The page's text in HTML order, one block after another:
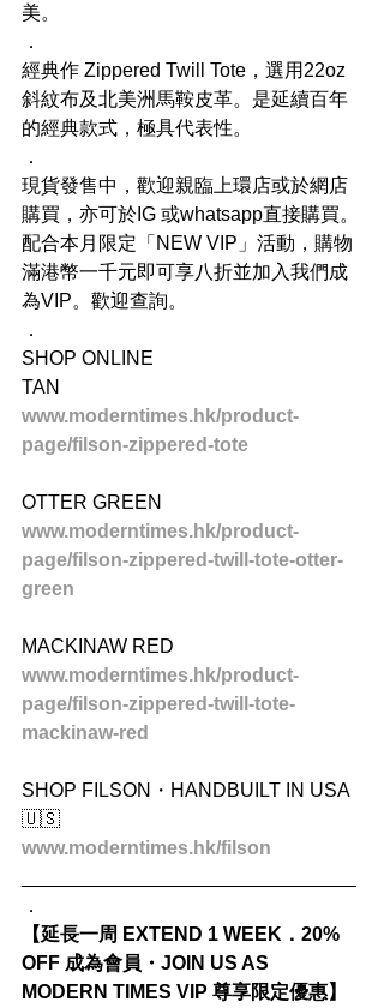
美。
．
經典作 Zippered Twill Tote，選用22oz
斜紋布及北美洲馬鞍皮革。是延續百年
的經典款式，極具代表性。
．
現貨發售中，歡迎親臨上環店或於網店
購買，亦可於IG 或whatsapp直接購買。
配合本月限定「NEW VIP」活動，購物
滿港幣一千元即可享八折並加入我們成
為VIP。歡迎查詢。
．
SHOP ONLINE
TAN
www.moderntimes.hk/product-
page/filson-zippered-tote
OTTER GREEN
www.moderntimes.hk/product-
page/filson-zippered-twill-tote-otter-
green
MACKINAW RED
www.moderntimes.hk/product-
page/filson-zippered-twill-tote-
mackinaw-red
SHOP FILSON・HANDBUILT IN USA
🇺🇸
www.moderntimes.hk/filson
．
【延長一周 EXTEND 1 WEEK．20%
OFF 成為會員・JOIN US AS
MODERN TIMES VIP 尊享限定優惠】